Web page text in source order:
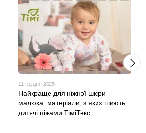
11 грудня 2025
Найкраще для ніжної шкіри
малюка: матеріали, з яких шиють
дитячі піжами ТіміТекс: